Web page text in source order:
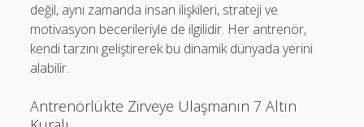
değil, aynı zamanda insan ilişkileri, strateji ve
motivasyon becerileriyle de ilgilidir. Her antrenör,
kendi tarzını geliştirerek bu dinamik dünyada yerini
alabilir.
Antrenörlükte Zirveye Ulaşmanın 7 Altın